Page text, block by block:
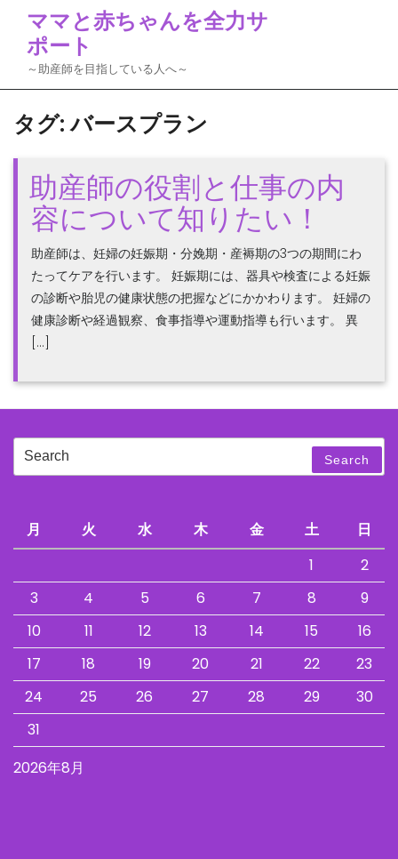
content
ママと赤ちゃんを全力サ
ポート
～助産師を目指している人へ～
タグ:バースプラン
助産師の役割と仕事の内
容について知りたい！
助産師は、妊婦の妊娠期・分娩期・産褥期の3つの期間にわ
たってケアを行います。 妊娠期には、器具や検査による妊娠
の診断や胎児の健康状態の把握などにかかわります。 妊婦の
健康診断や経過観察、食事指導や運動指導も行います。 異
[…]
Search
Search
2026年8月
月 火 水 木 金 土
日
1
2
3
4 5 6 7 8
9
10
11 12 13 14 15
16
17
18 19 20 21 22
23
24
25 26 27 28 29
30
31